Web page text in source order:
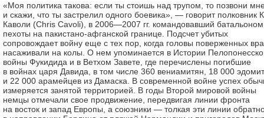
«Моя политика такова: если ты стоишь над трупом, то позвони
и скажи, что ты застрелил одного боевика», — говорит полковник
Каволи (Chris Cavoli), в 2006—2007 гг. командовавший батальоном
пехоты на пакистано-афганской границе. Подсчет убитых
сопровождает войну еще с тех пор, когда головы поверженных
насаживали на колы. О нем упоминается в Истории
войны Фукидида и в Ветхом Завете, где перечислены погибшие
в войнах царя Давида, в том числе 360 вениамитян, 18 000
и 22 000 арамейцев из Дамаска. В современной войне успех
измеряется занятой территорией. В годы Второй мировой войны
немцы отмечали свое продвижение, передвигая линии фронта
на восток и запад Европы, а союзники — толкая эти линии